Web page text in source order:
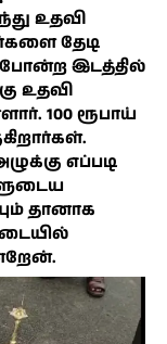
உதவி
தேடி
இடத்தில்
உதவி
100 ரூபாய்
எப்படி
தானாக